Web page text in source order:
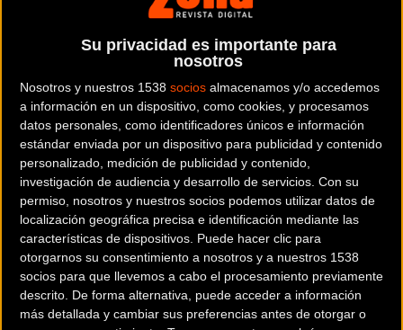
Su privacidad es importante para
nosotros
Nosotros y nuestros 1538 socios almacenamos y/o accedemos
a información en un dispositivo, como cookies, y procesamos
datos personales, como identificadores únicos e información
estándar enviada por un dispositivo para publicidad y contenido
personalizado, medición de publicidad y contenido,
investigación de audiencia y desarrollo de servicios. Con su
permiso, nosotros y nuestros socios podemos utilizar datos de
localización geográfica precisa e identificación mediante las
características de dispositivos. Puede hacer clic para
otorgarnos su consentimiento a nosotros y a nuestros 1538
socios para que llevemos a cabo el procesamiento previamente
descrito. De forma alternativa, puede acceder a información
más detallada y cambiar sus preferencias antes de otorgar o
Se encontraba sin equipo
Chris Horner ya es corredor del Lampre -
Merida
Noticia de ciclismopublicada eljueves, 30 de enero de
2014a las09:27hen la sección deCarretera